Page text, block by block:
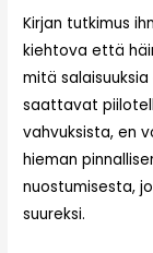
Kirjan tutkimus
kiehtova että
mitä
saattavat
vahvuksista, en
hieman
nuostumisesta,
suureksi.